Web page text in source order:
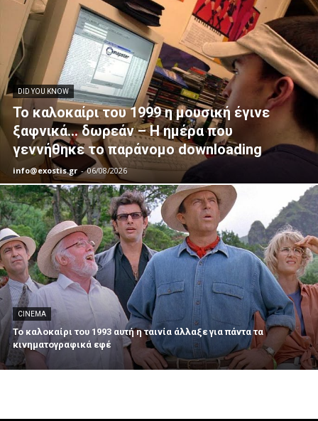
DID YOU KNOW
Το καλοκαίρι του 1999 η μουσική έγινε
ξαφνικά… δωρεάν – Η ημέρα που
γεννήθηκε το παράνομο downloading
info@exostis.gr - 06/08/2026
CINEMA
Το καλοκαίρι του 1993 αυτή η ταινία άλλαξε για πάντα τα
κινηματογραφικά εφέ